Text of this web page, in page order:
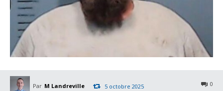
Par M Landreville 0
5 octobre 2025